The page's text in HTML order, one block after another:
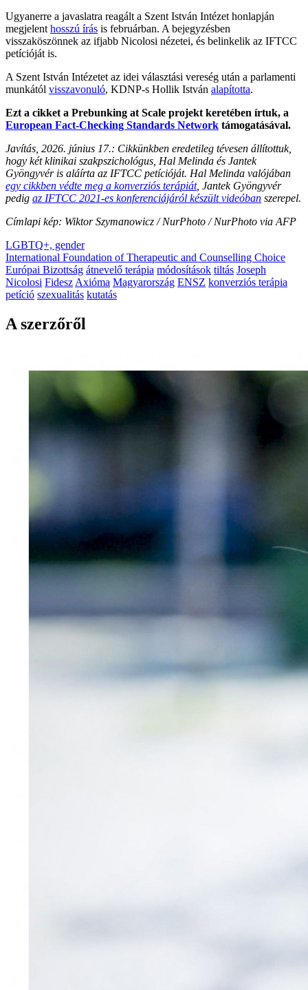
Ugyanerre a javaslatra reagált a Szent István Intézet honlapján
megjelenthosszú írás is februárban. A bejegyzésben
visszaköszönnek az ifjabb Nicolosi nézetei, és belinkelik az IFTCC
petícióját is.
A Szent István Intézetet az idei választási vereség után a parlamenti
munkától visszavonuló, KDNP-s Hollik István alapította.
Ezt a cikket a Prebunking at Scale projekt keretében írtuk, a
European Fact-Checking Standards Network támogatásával.
Javítás, 2026. június 17.: Cikkünkben eredetileg tévesen állítottuk,
hogy két klinikai szakpszichológus, Hal Melinda és Jantek
Gyöngyvér is aláírta az IFTCC petícióját. Hal Melinda valójában
egy cikkben védte meg a konverziós terápiát, Jantek Gyöngyvér
pedig az IFTCC 2021-es konferenciájáról készült videóban szerepel.
Címlapi kép: Wiktor Szymanowicz / NurPhoto / NurPhoto via AFP
LGBTQ+, gender
International Foundation of Therapeutic and Counselling Choice
Európai Bizottság átnevelő terápia módosítások tiltás Joseph
Nicolosi FideszAxióma Magyarország ENSZ konverziós terápia
petíció szexualitás kutatás
A szerzőről